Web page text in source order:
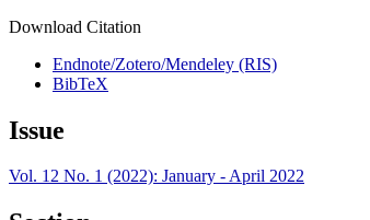
Download Citation
Endnote/Zotero/Mendeley (RIS)
BibTeX
Issue
Vol. 12 No. 1 (2022): January - April 2022